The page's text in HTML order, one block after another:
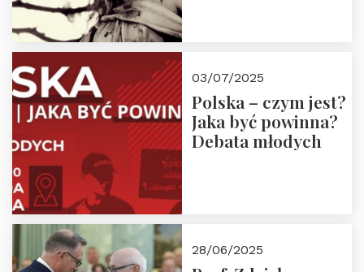
03/07/2025
Polska – czym jest?
Jaka być powinna?
Debata młodych
28/06/2025